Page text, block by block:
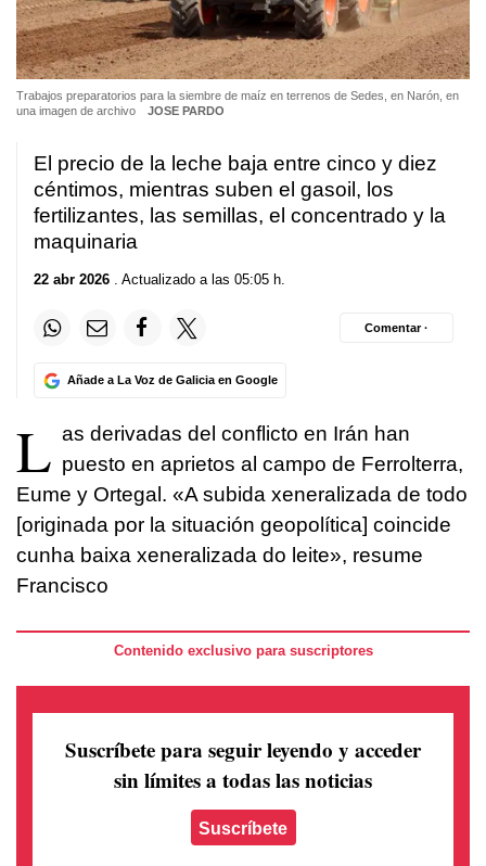
Trabajos preparatorios para la siembre de maíz en terrenos de Sedes, en Narón, en
una imagen de archivo
JOSE PARDO
El precio de la leche baja entre cinco y diez
céntimos, mientras suben el gasoil, los
fertilizantes, las semillas, el concentrado y la
maquinaria
22 abr 2026 . Actualizado a las 05:05 h.
Añade a La Voz de Galicia en Google
Comentar ·
L as derivadas del conflicto en Irán han
puesto en aprietos al campo de Ferrolterra,
Eume y Ortegal. «A subida xeneralizada de todo
[originada por la situación geopolítica] coincide
cunha baixa xeneralizada do leite», resume
Francisco
Contenido exclusivo para suscriptores
Suscríbete para seguir leyendo y acceder
sin límites a todas las noticias
Suscríbete